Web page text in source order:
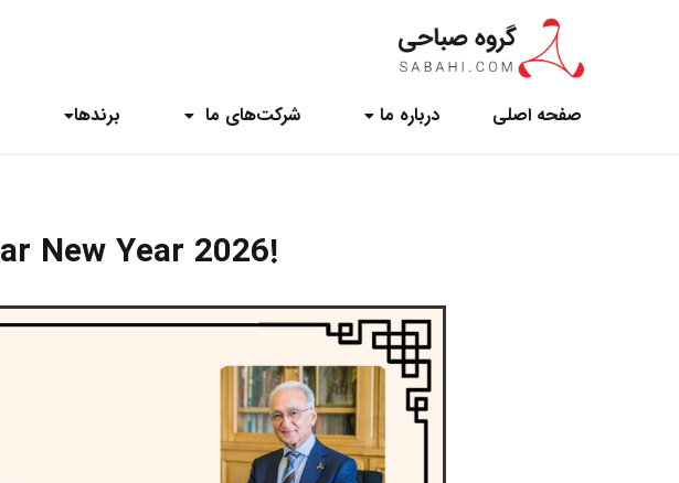
صفحه اصلی درباره ما ‌ شرکت‌های ما برندها
!Happy Lunar New Year 2026